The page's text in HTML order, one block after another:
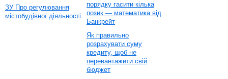
ЗУ Про регулювання
містобудівної діяльності
порядку гасити кілька
позик — математика від
Банкрейт
Як правильно
розрахувати суму
кредиту, щоб не
перевантажити свій
бюджет